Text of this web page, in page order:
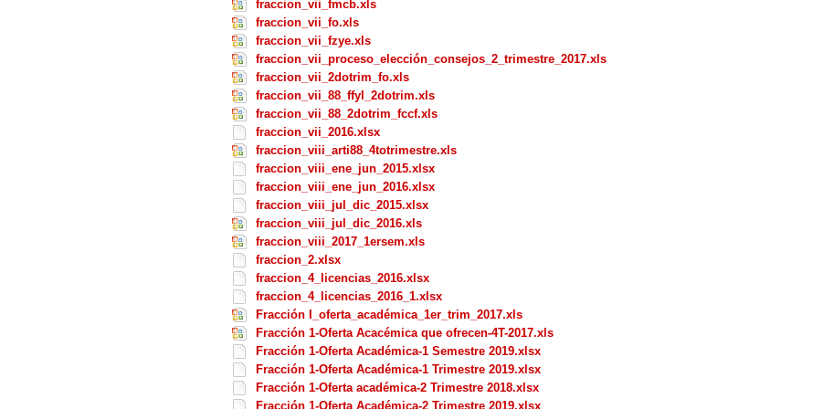
fraccion_vii_fmcb.xls
fraccion_vii_fo.xls
fraccion_vii_fzye.xls
fraccion_vii_proceso_elección_consejos_2_trimestre_2017.xls
fraccion_vii_2dotrim_fo.xls
fraccion_vii_88_ffyl_2dotrim.xls
fraccion_vii_88_2dotrim_fccf.xls
fraccion_vii_2016.xlsx
fraccion_viii_arti88_4totrimestre.xls
fraccion_viii_ene_jun_2015.xlsx
fraccion_viii_ene_jun_2016.xlsx
fraccion_viii_jul_dic_2015.xlsx
fraccion_viii_jul_dic_2016.xls
fraccion_viii_2017_1ersem.xls
fraccion_2.xlsx
fraccion_4_licencias_2016.xlsx
fraccion_4_licencias_2016_1.xlsx
Fracción I_oferta_académica_1er_trim_2017.xls
Fracción 1-Oferta Acacémica que ofrecen-4T-2017.xls
Fracción 1-Oferta Académica-1 Semestre 2019.xlsx
Fracción 1-Oferta Académica-1 Trimestre 2019.xlsx
Fracción 1-Oferta académica-2 Trimestre 2018.xlsx
Fracción 1-Oferta Académica-2 Trimestre 2019.xlsx